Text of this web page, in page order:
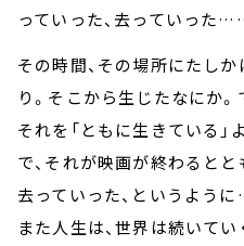
っていった、去っていった
その時間、その場所にたし
り。そこから生じたなにか。
それを「ともに生きている」
で、それが映画が終わるとと
去っていった、というよう
また人生は、世界は続いて